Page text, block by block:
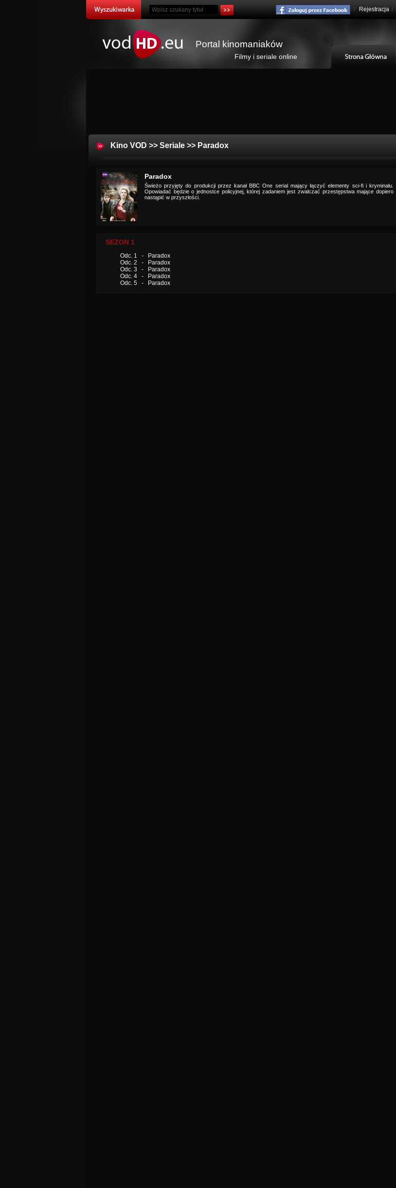
/ Rejestracja /
Portal kinomaniaków
Filmy i seriale online
Kino VOD >> Seriale >> Paradox
Paradox
Świeżo przyjęty do produkcji przez kanał BBC One serial mający łączyć elementy sci-fi i kryminału.
Opowiadać będzie o jednostce policyjnej, której zadaniem jest zwalczać przestępstwa mające dopiero
nastąpić w przyszłości.
SEZON 1
Odc. 1 - Paradox
Odc. 2 - Paradox
Odc. 3 - Paradox
Odc. 4 - Paradox
Odc. 5 - Paradox